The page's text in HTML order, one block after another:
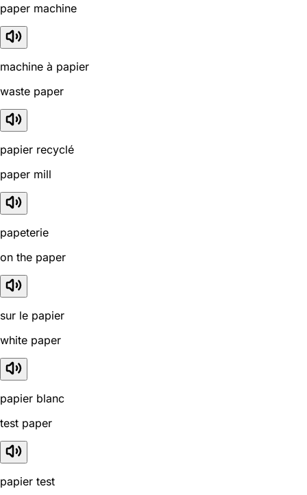
paper machine
machine à papier
waste paper
papier recyclé
paper mill
papeterie
on the paper
sur le papier
white paper
papier blanc
test paper
papier test